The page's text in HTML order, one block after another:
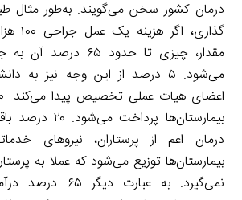
درمان کشور سخن می‌گویند. به‌طور مثال
گذاری،
مقدار، چیزی تا حدود
می‌شود. ۵ درصد از این وجه نیز به
بیمارستان‌ها
درمان اعم از پرستاران، نیروهای
بیمارستان‌ها توزیع می‌شود که عملا به